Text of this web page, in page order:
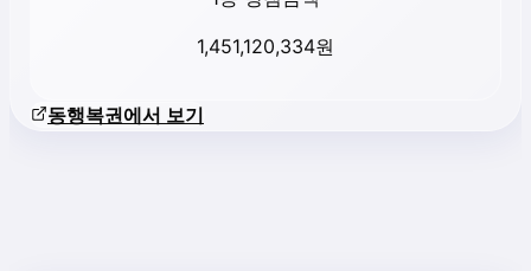
1,451,120,334원
동행복권에서 보기